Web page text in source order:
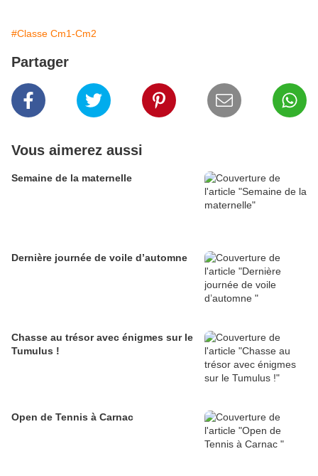
#Classe Cm1-Cm2
Partager
Vous aimerez aussi
Semaine de la maternelle
Dernière journée de voile d’automne
Chasse au trésor avec énigmes sur le
Tumulus !
Open de Tennis à Carnac